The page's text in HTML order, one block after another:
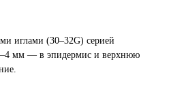
иглами (30–32G) серией
мм — в эпидермис и верхнюю